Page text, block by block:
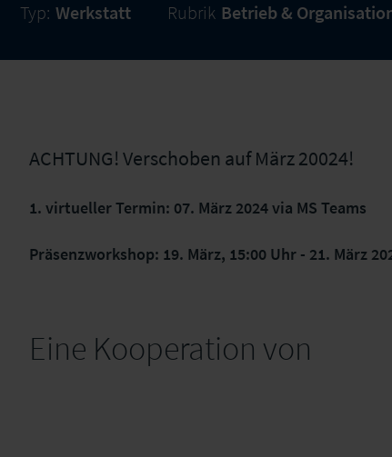
Typ: Werkstatt Rubrik Betrieb &
ACHTUNG! Verschoben auf März 20024!
1. virtueller Termin: 07. März 2024 via MS Teams
Präsenzworkshop: 19. März, 15:00 Uhr - 21. März
Eine Kooperation von